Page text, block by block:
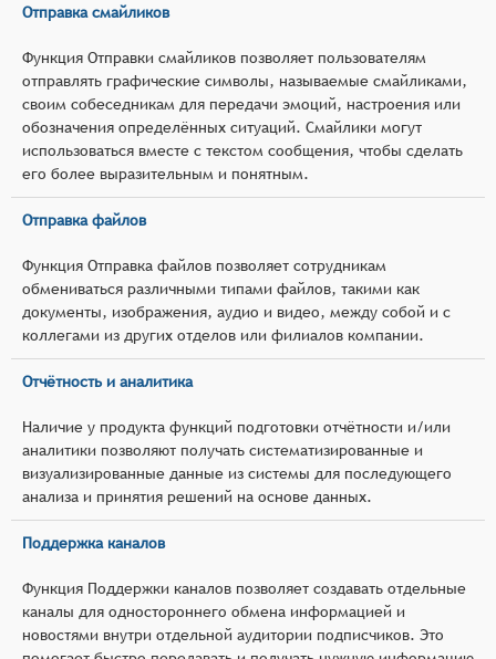
Отправка смайликов
Функция Отправки смайликов позволяет пользователям
отправлять графические символы, называемые смайликами,
своим собеседникам для передачи эмоций, настроения или
обозначения определённых ситуаций. Смайлики могут
использоваться вместе с текстом сообщения, чтобы сделать
его более выразительным и понятным.
Отправка файлов
Функция Отправка файлов позволяет сотрудникам
обмениваться различными типами файлов, такими как
документы, изображения, аудио и видео, между собой и с
коллегами из других отделов или филиалов компании.
Отчётность и аналитика
Наличие у продукта функций подготовки отчётности и/или
аналитики позволяют получать систематизированные и
визуализированные данные из системы для последующего
анализа и принятия решений на основе данных.
Поддержка каналов
Функция Поддержки каналов позволяет создавать отдельные
каналы для одностороннего обмена информацией и
новостями внутри отдельной аудитории подписчиков. Это